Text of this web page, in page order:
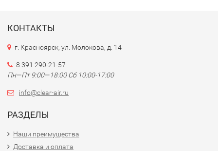
КОНТАКТЫ
г. Красноярск, ул. Молокова, д. 14
8 391 290-21-57
Пн—Пт 9:00—18:00 Сб 10:00-17:00
info@clear-air.ru
РАЗДЕЛЫ
Наши преимущества
Доставка и оплата